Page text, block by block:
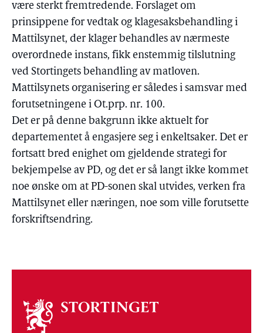
være sterkt fremtredende. Forslaget om
prinsippene for vedtak og klagesaksbehandling i
Mattilsynet, der klager behandles av nærmeste
overordnede instans, fikk enstemmig tilslutning
ved Stortingets behandling av matloven.
Mattilsynets organisering er således i samsvar med
forutsetningene i Ot.prp. nr. 100.
Det er på denne bakgrunn ikke aktuelt for
departementet å engasjere seg i enkeltsaker. Det er
fortsatt bred enighet om gjeldende strategi for
bekjempelse av PD, og det er så langt ikke kommet
noe ønske om at PD-sonen skal utvides, verken fra
Mattilsynet eller næringen, noe som ville forutsette
forskriftsendring.
Om
stortinget